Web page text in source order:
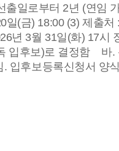
출일로부터 2년 (연
(금) 18:00 (3) 제출
3월 31일(화) 17시
입후보)로 결정함
후보등록신청서 양